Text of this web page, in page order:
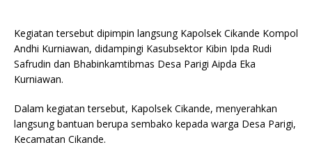
Kegiatan tersebut dipimpin langsung Kapolsek Cikande Kompol
Andhi Kurniawan, didampingi Kasubsektor Kibin Ipda Rudi
Safrudin dan Bhabinkamtibmas Desa Parigi Aipda Eka
Kurniawan.
Dalam kegiatan tersebut, Kapolsek Cikande, menyerahkan
langsung bantuan berupa sembako kepada warga Desa Parigi,
Kecamatan Cikande.